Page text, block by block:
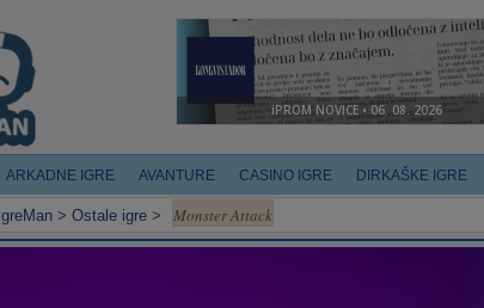
ARKADNE IGRE AVANTURE CASINO IGRE DIRKAŠKE IGRE
IgreMan > Ostale igre > Monster Attack